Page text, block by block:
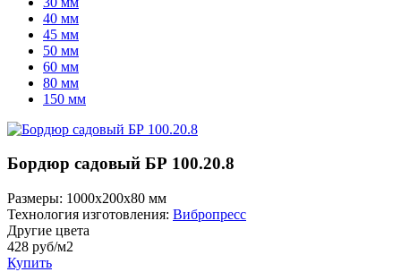
40 мм
45 мм
50 мм
60 мм
80 мм
150 мм
Бордюр садовый БР 100.20.8
Размеры: 1000x200x80 мм
Технология изготовления: Вибропресс
Другие цвета
428 руб/м2
Купить